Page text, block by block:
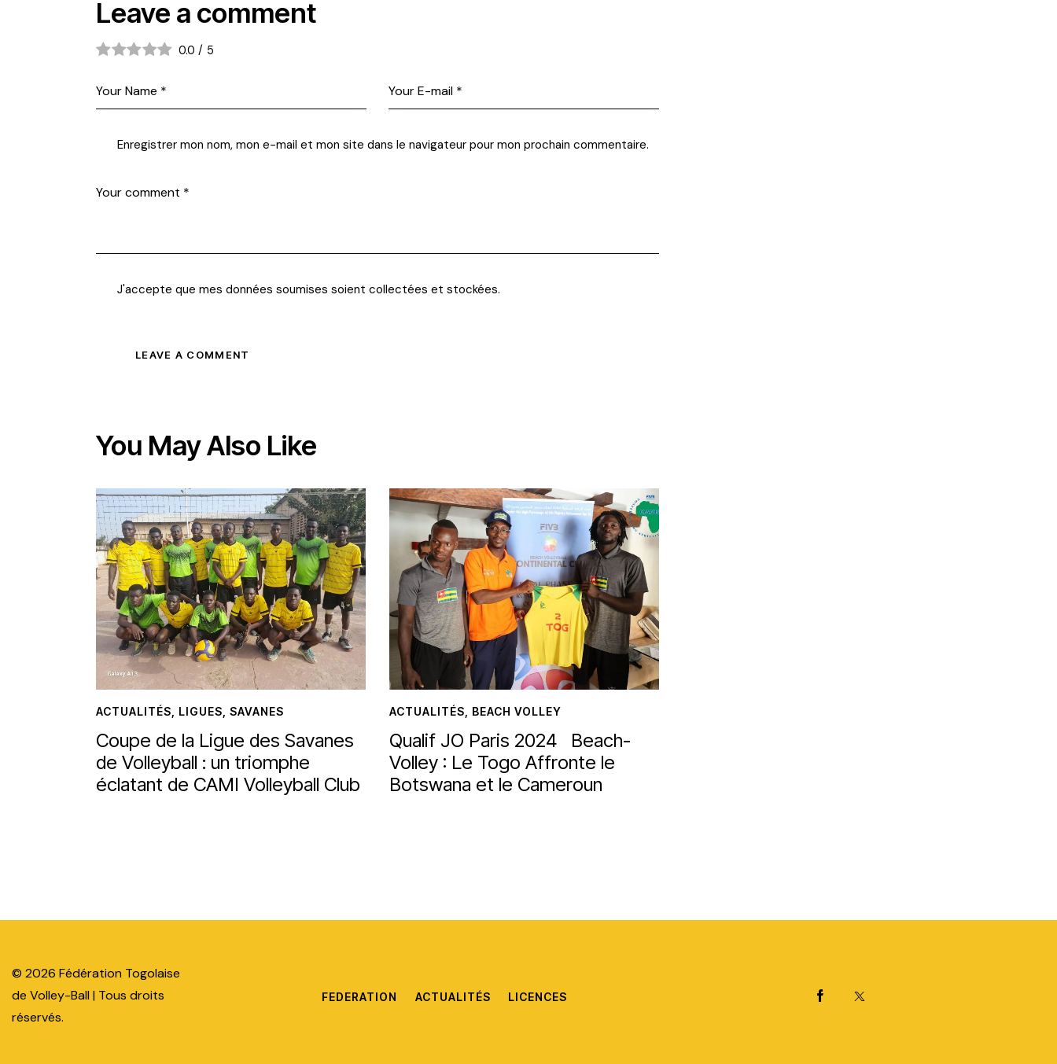
Leave a comment
0.0 / 5
Enregistrer mon nom, mon e-mail et mon site dans le navigateur pour mon prochain commentaire.
J'accepte que mes données soumises soient collectées et stockées.
You May Also Like
ACTUALITÉS LIGUES SAVANES
Coupe de la Ligue des Savanes
de Volleyball : un triomphe
éclatant de CAMI Volleyball Club
ACTUALITÉS BEACH VOLLEY
Qualif JO Paris 2024 Beach-
Volley : Le Togo Affronte le
Botswana et le Cameroun
© 2026 Fédération Togolaise
de Volley-Ball | Tous droits
réservés.
FEDERATION ACTUALITÉS LICENCES